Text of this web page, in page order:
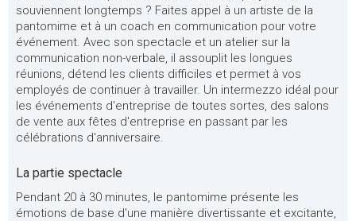
souviennent longtemps ? Faites appel à un artiste de la
pantomime et à un coach en communication pour votre
événement. Avec son spectacle et un atelier sur la
communication non-verbale, il assouplit les longues
réunions, détend les clients difficiles et permet à vos
employés de continuer à travailler. Un intermezzo idéal pour
les événements d'entreprise de toutes sortes, des salons
de vente aux fêtes d'entreprise en passant par les
célébrations d'anniversaire.
La partie spectacle
Pendant 20 à 30 minutes, le pantomime présente les
émotions de base d'une manière divertissante et excitante,